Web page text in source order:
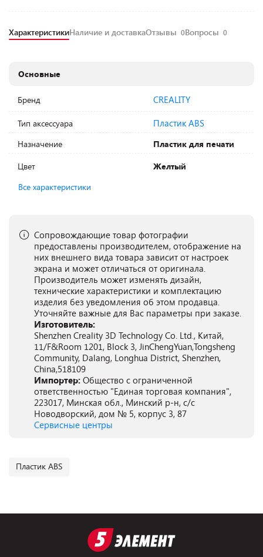
ХарактеристикиНаличие и доставкаОтзывы 0Вопросы 0
Основные
Бренд CREALITY
Тип аксессуара Пластик ABS
Назначение
Пластик для печати
Цвет
Желтый
Все характеристики
Сопровождающие товар фотографии
предоставлены производителем, отображение на
них внешнего вида товара зависит от настроек
экрана и может отличаться от оригинала.
Производитель может изменять дизайн,
технические характеристики и комплектацию
изделия без уведомления об этом продавца.
Уточняйте важные для Вас параметры при заказе.
Изготовитель:
Shenzhen Creality 3D Technology Co. Ltd., Китай,
11/F&Room 1201, Block 3, JinChengYuan,Tongsheng
Community, Dalang, Longhua District, Shenzhen,
China,518109
Импортер: Общество с ограниченной
ответственностью "Единая торговая компания",
223017, Минская обл., Минский р-н, с/с
Новодворский, дом № 5, корпус 3, 87
Сервисные центры
Пластик ABS